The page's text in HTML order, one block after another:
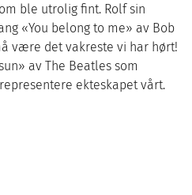
ble utrolig fint. Rolf sin
«You belong to me» av Bob
være det vakreste vi har hørt!
av The Beatles som
ekteskapet vårt.